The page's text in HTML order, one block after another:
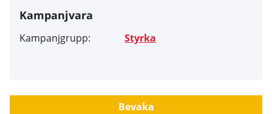
Kampanjvara
Kampanjgrupp: Styrka
Bevaka